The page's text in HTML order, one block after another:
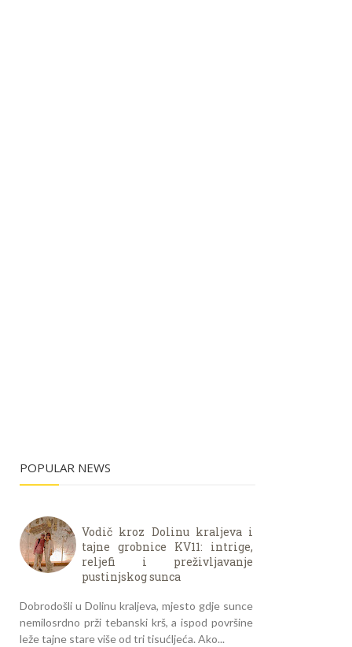
POPULAR NEWS
Vodič kroz Dolinu kraljeva i
tajne grobnice KV11: intrige,
reljefi i preživljavanje
pustinjskog sunca
Dobrodošli u Dolinu kraljeva, mjesto gdje sunce
nemilosrdno prži tebanski krš, a ispod površine
leže tajne stare više od tri tisućljeća. Ako...